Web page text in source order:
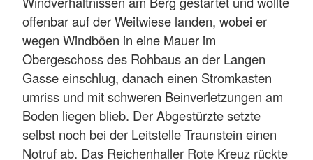
offenbar auf der Weitwiese landen, wobei er
wegen Windböen in eine Mauer im
Obergeschoss des Rohbaus an der Langen
Gasse einschlug, danach einen Stromkasten
umriss und mit schweren Beinverletzungen am
Boden liegen blieb. Der Abgestürzte setzte
selbst noch bei der Leitstelle Traunstein einen
Notruf ab. Das Reichenhaller Rote Kreuz rückte